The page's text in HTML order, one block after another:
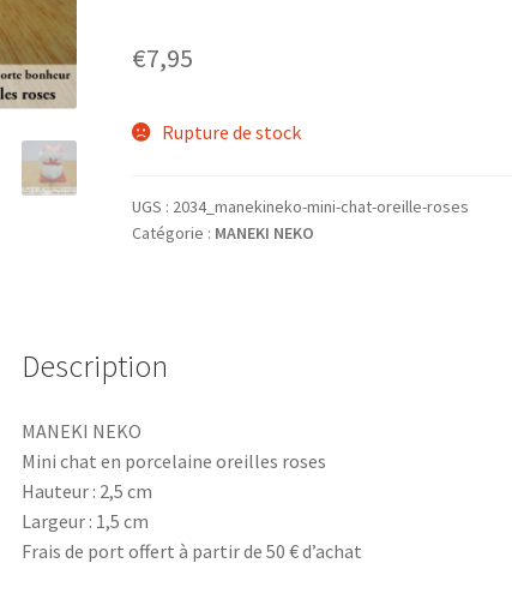
€7,95
Rupture de stock
UGS : 2034_manekineko-mini-chat-oreille-roses
Catégorie : MANEKI NEKO
Description
MANEKI NEKO
Mini chat en porcelaine oreilles roses
Hauteur : 2,5 cm
Largeur : 1,5 cm
Frais de port offert à partir de 50 € d’achat